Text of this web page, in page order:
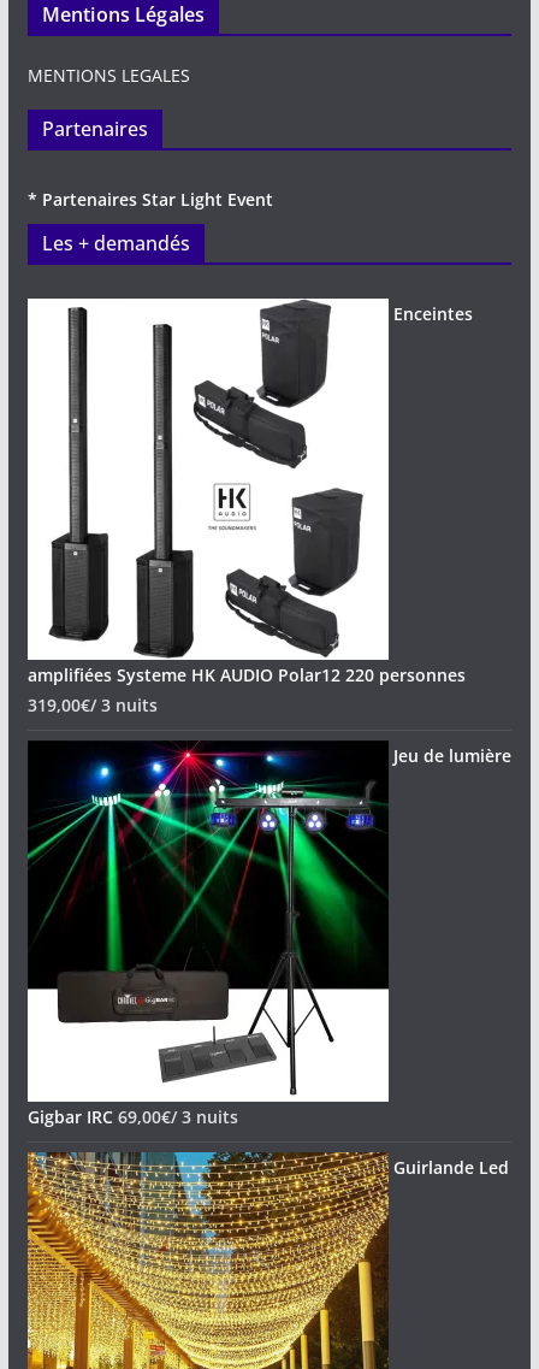
Mentions Légales
MENTIONS LEGALES
Partenaires
* Partenaires Star Light Event
Les + demandés
Enceintes
amplifiées Systeme HK AUDIO Polar12 220 personnes
319,00€/ 3 nuits
Jeu de lumière
Gigbar IRC 69,00€/ 3 nuits
Guirlande Led